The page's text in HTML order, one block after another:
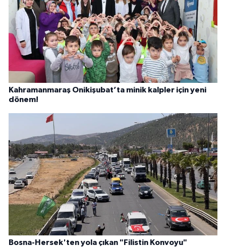
Kahramanmaraş Onikişubat’ta minik kalpler için yeni
dönem!
Bosna-Hersek'ten yola çıkan "Filistin Konvoyu"